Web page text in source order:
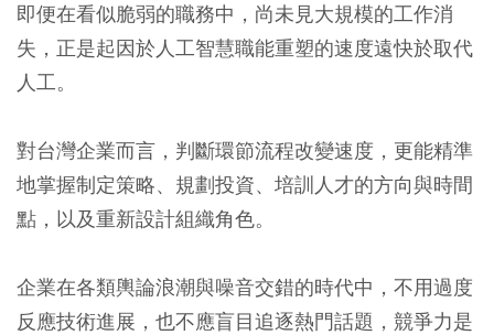
即便在看似脆弱的職務中，尚未見大規模的工作消
失，正是起因於人工智慧職能重塑的速度遠快於取代
人工。
對台灣企業而言，判斷環節流程改變速度，更能精準
地掌握制定策略、規劃投資、培訓人才的方向與時間
點，以及重新設計組織角色。
企業在各類輿論浪潮與噪音交錯的時代中，不用過度
反應技術進展，也不應盲目追逐熱門話題，競爭力是